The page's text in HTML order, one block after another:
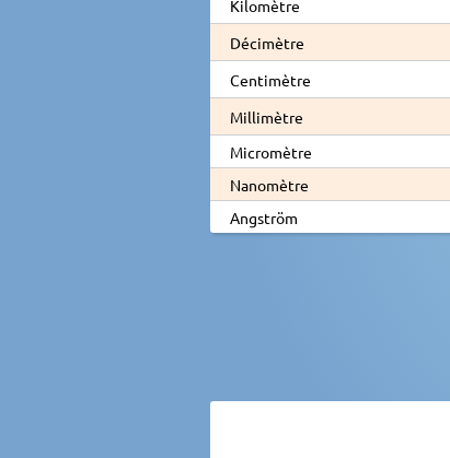
Kilomètre
Décimètre
Centimètre
Millimètre
Micromètre
Nanomètre
Angström